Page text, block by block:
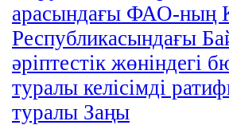
арасындағы ФАО-ның
Республикасындағы
әріптестік жөніндегі
туралы келісімді
туралы Заңы